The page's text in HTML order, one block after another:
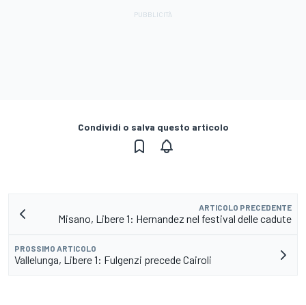
Condividi o salva questo articolo
ARTICOLO PRECEDENTE
Misano, Libere 1: Hernandez nel festival delle cadute
PROSSIMO ARTICOLO
Vallelunga, Libere 1: Fulgenzi precede Cairoli